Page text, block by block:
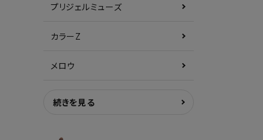
プリジェルミューズ
カラーZ
メロウ
続きを見る